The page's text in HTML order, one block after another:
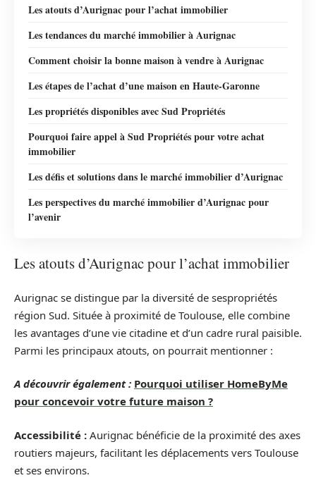
Les atouts d’Aurignac pour l’achat immobilier
Les tendances du marché immobilier à Aurignac
Comment choisir la bonne maison à vendre à Aurignac
Les étapes de l’achat d’une maison en Haute-Garonne
Les propriétés disponibles avec Sud Propriétés
Pourquoi faire appel à Sud Propriétés pour votre achat
immobilier
Les défis et solutions dans le marché immobilier d’Aurignac
Les perspectives du marché immobilier d’Aurignac pour
l’avenir
Les atouts d’Aurignac pour l’achat immobilier
Aurignac se distingue par la diversité de sespropriétés
région Sud. Située à proximité de Toulouse, elle combine
les avantages d’une vie citadine et d’un cadre rural paisible.
Parmi les principaux atouts, on pourrait mentionner :
A découvrir également : Pourquoi utiliser HomeByMe
pour concevoir votre future maison ?
Accessibilité : Aurignac bénéficie de la proximité des axes
routiers majeurs, facilitant les déplacements vers Toulouse
et ses environs.